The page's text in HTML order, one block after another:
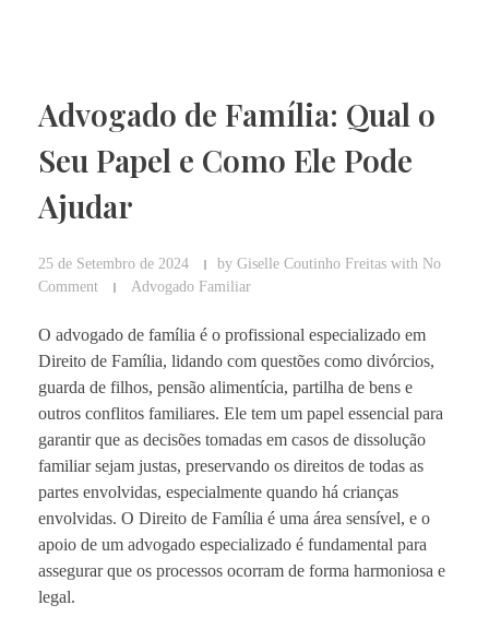
Advogado de Família: Qual o
Seu Papel e Como Ele Pode
Ajudar
25 de Setembro de 2024 by Giselle Coutinho Freitas with No
Comment
Advogado Familiar
O advogado de família é o profissional especializado em
Direito de Família, lidando com questões como divórcios,
guarda de filhos, pensão alimentícia, partilha de bens e
outros conflitos familiares. Ele tem um papel essencial para
garantir que as decisões tomadas em casos de dissolução
familiar sejam justas, preservando os direitos de todas as
partes envolvidas, especialmente quando há crianças
envolvidas. O Direito de Família é uma área sensível, e o
apoio de um advogado especializado é fundamental para
assegurar que os processos ocorram de forma harmoniosa e
legal.